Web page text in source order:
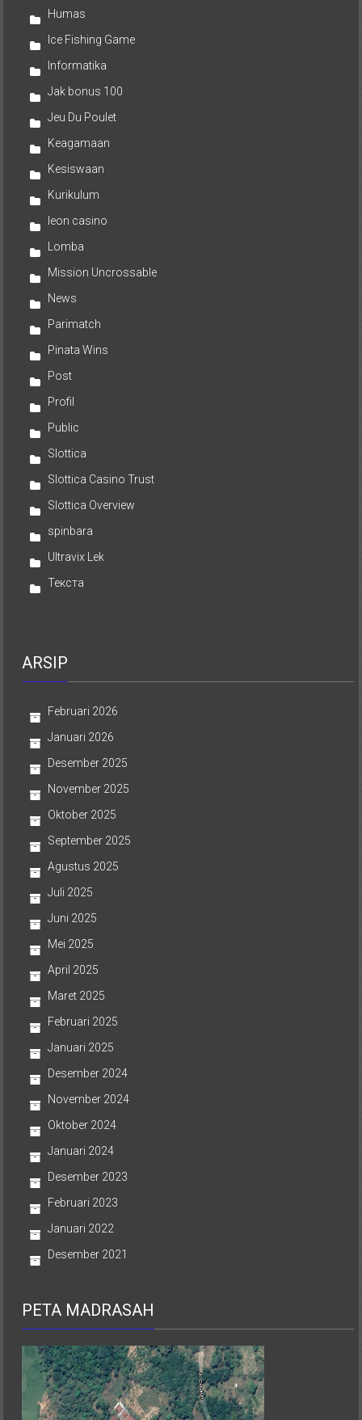
Humas
Ice Fishing Game
Informatika
Jak bonus 100
Jeu Du Poulet
Keagamaan
Kesiswaan
Kurikulum
leon casino
Lomba
Mission Uncrossable
News
Parimatch
Pinata Wins
Post
Profil
Public
Slottica
Slottica Casino Trust
Slottica Overview
spinbara
Ultravix Lek
Текста
ARSIP
Februari 2026
Januari 2026
Desember 2025
November 2025
Oktober 2025
September 2025
Agustus 2025
Juli 2025
Juni 2025
Mei 2025
April 2025
Maret 2025
Februari 2025
Januari 2025
Desember 2024
November 2024
Oktober 2024
Januari 2024
Desember 2023
Februari 2023
Januari 2022
Desember 2021
PETA MADRASAH